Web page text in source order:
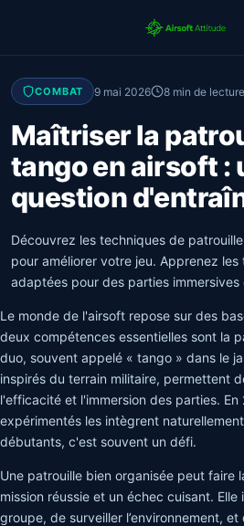
COMBAT 9 mai 2026 8 min de lecture
Maîtriser la
tango en airsoft :
question
Découvrez les techniques de
pour améliorer votre jeu. Apprenez
adaptées pour des parties
Le monde de l'airsoft repose sur des
deux compétences essentielles sont la
duo, souvent appelé « tango » dans le
inspirés du terrain militaire, permettent
l'efficacité et l'immersion des parties. En
expérimentés les intègrent
débutants, c'est souvent un défi.
Une patrouille bien organisée peut faire
mission réussie et un échec cuisant.
groupe, de surveiller l’environnement,